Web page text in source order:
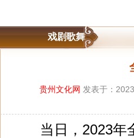
戏剧歌舞
贵州文化网 发表于：
当日，2023年